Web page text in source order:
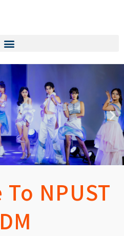
設計與管理系
and Management
NPUST